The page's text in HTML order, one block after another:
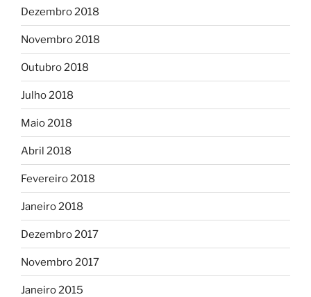
Dezembro 2018
Novembro 2018
Outubro 2018
Julho 2018
Maio 2018
Abril 2018
Fevereiro 2018
Janeiro 2018
Dezembro 2017
Novembro 2017
Janeiro 2015